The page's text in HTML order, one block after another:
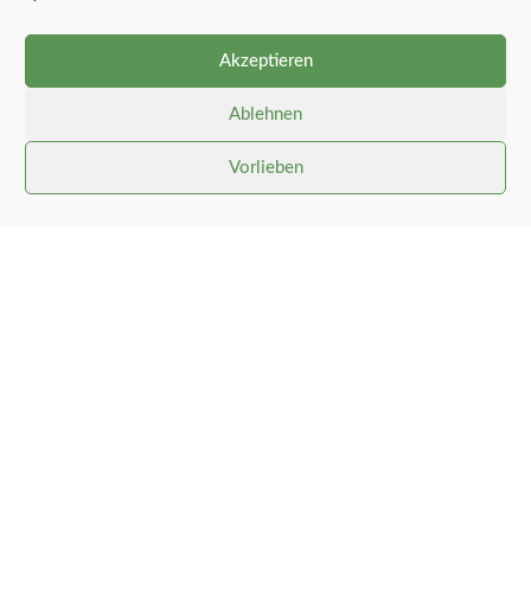
Akzeptieren
Ablehnen
Vorlieben